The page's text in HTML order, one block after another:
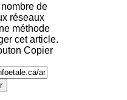
de
réseaux
méthode
cet article.
Copier